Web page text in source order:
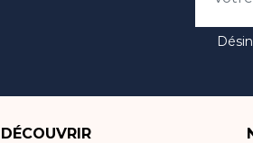
DÉCOUVRIR